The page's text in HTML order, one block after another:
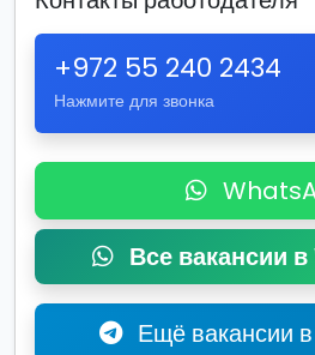
+972 55 240 2434
Нажмите для звонка
Все вакансии
Ещё вакансии